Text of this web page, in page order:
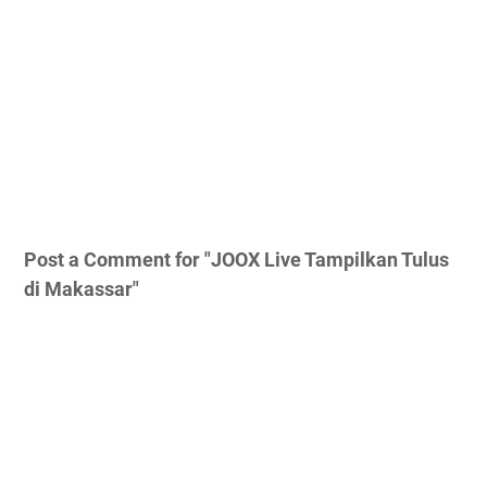
Post a Comment for "JOOX Live Tampilkan Tulus
di Makassar"